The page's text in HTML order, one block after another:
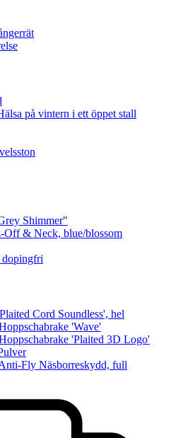
på vintern i ett öppet stall
Shimmer"
Off & Neck, blue/blossom
dopingfri
Cord Soundless', hel
'Wave'
'Plaited 3D Logo'
Fly Näsborreskydd, full